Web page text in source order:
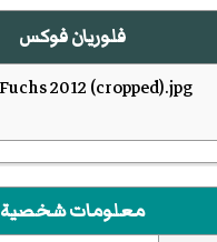
فلوريان فوكس
معلومات شخصية